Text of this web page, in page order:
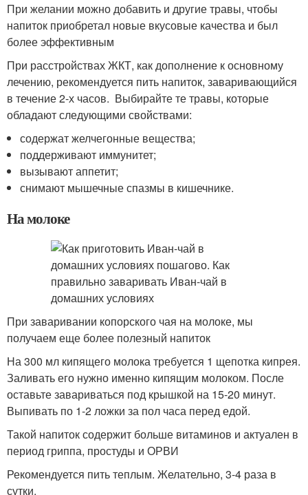
При желании можно добавить и другие травы, чтобы
напиток приобретал новые вкусовые качества и был
более эффективным
При расстройствах ЖКТ, как дополнение к основному
лечению, рекомендуется пить напиток, заваривающийся
в течение 2-х часов. Выбирайте те травы, которые
обладают следующими свойствами:
содержат желчегонные вещества;
поддерживают иммунитет;
вызывают аппетит;
снимают мышечные спазмы в кишечнике.
На молоке
При заваривании копорского чая на молоке, мы
получаем еще более полезный напиток
На 300 мл кипящего молока требуется 1 щепотка кипрея.
Заливать его нужно именно кипящим молоком. После
оставьте завариваться под крышкой на 15-20 минут.
Выпивать по 1-2 ложки за пол часа перед едой.
Такой напиток содержит больше витаминов и актуален в
период гриппа, простуды и ОРВИ
Рекомендуется пить теплым. Желательно, 3-4 раза в
сутки.